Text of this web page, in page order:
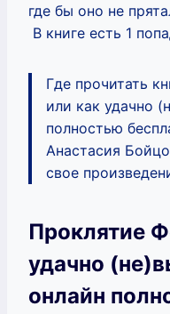
где бы оно не
В книге есть 1
Где прочитать
или как удачно
полностью
Анастасия
свое
Проклятие
удачно
онлайн